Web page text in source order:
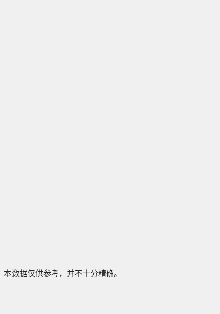
本数据仅供参考，并不十分精确。